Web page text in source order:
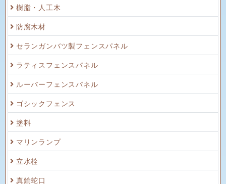
樹脂・人工木
防腐木材
セランガンバツ製フェンスパネル
ラティスフェンスパネル
ルーバーフェンスパネル
ゴシックフェンス
塗料
マリンランプ
立水栓
真鍮蛇口